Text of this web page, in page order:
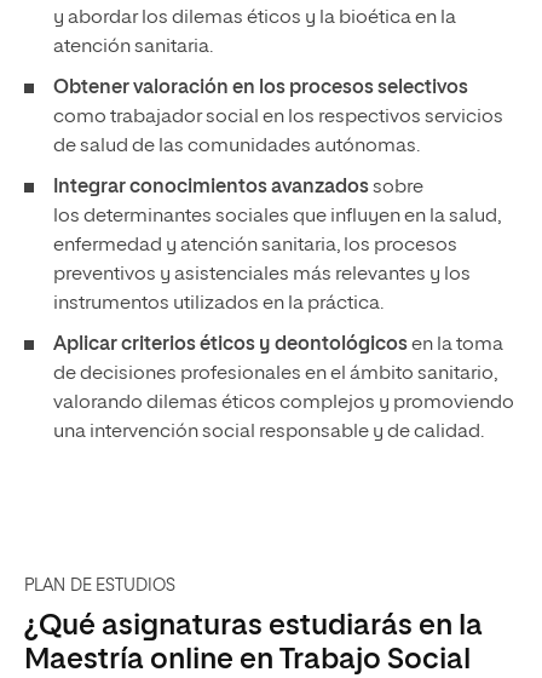
y abordar los dilemas éticos y la bioética en la
atención sanitaria.
Obtener valoración en los procesos selectivos
como trabajador social en los respectivos servicios
de salud de las comunidades autónomas.
Integrar conocimientos avanzadossobre
los determinantes sociales que influyen en la salud,
enfermedad y atención sanitaria, los procesos
preventivos y asistenciales más relevantes y los
instrumentos utilizados en la práctica.
Aplicar criterios éticos y deontológicosen la toma
de decisiones profesionales en el ámbito sanitario,
valorando dilemas éticos complejos y promoviendo
una intervención social responsable y de calidad.
PLAN DE ESTUDIOS
¿Qué asignaturas estudiarás en la
Maestría online en Trabajo Social